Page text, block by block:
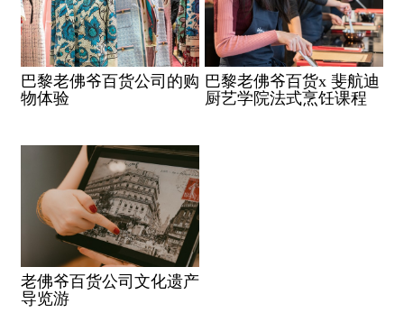
巴黎老佛爷百货公司的购
物体验
巴黎老佛爷百货x 斐航迪
厨艺学院法式烹饪课程
老佛爷百货公司文化遗产
导览游